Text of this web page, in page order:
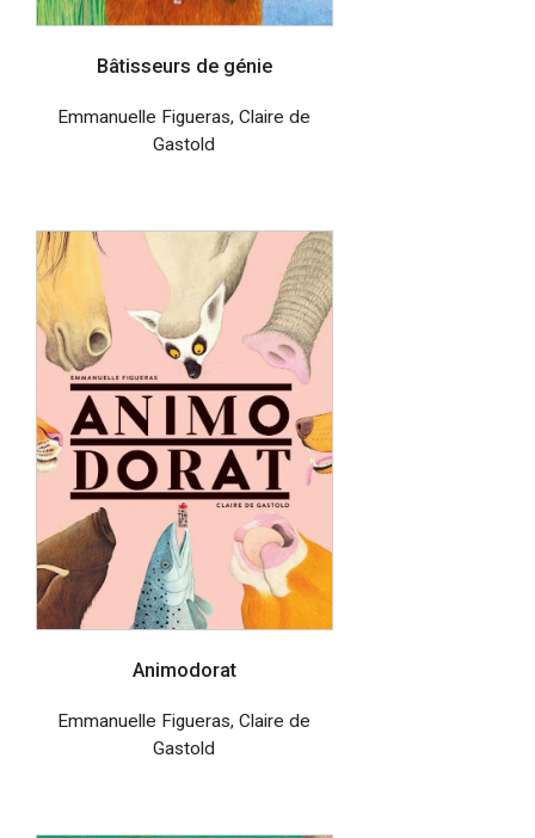
Bâtisseurs de génie
Emmanuelle Figueras,Claire de
Gastold
Animodorat
Emmanuelle Figueras,Claire de
Gastold